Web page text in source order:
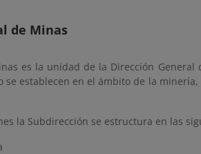
de Minas
es la unidad de la Dirección
se establecen en el ámbito de la
la Subdirección se estructura en las